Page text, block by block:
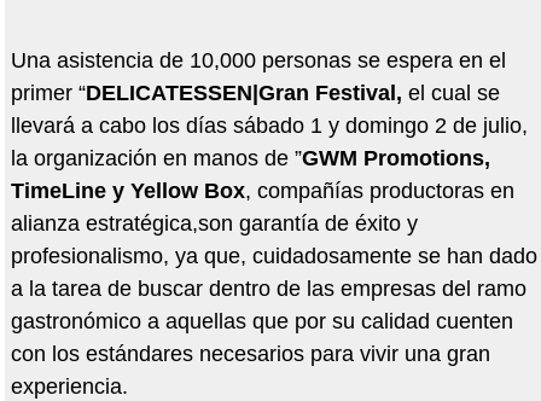
Una asistencia de 10,000 personas se espera en el
primer “DELICATESSEN|Gran Festival, el cual se
llevará a cabo los días sábado 1 y domingo 2 de julio,
la organización en manos de ”GWM Promotions,
TimeLine y Yellow Box, compañías productoras en
alianza estratégica,son garantía de éxito y
profesionalismo, ya que, cuidadosamente se han dado
a la tarea de buscar dentro de las empresas del ramo
gastronómico a aquellas que por su calidad cuenten
con los estándares necesarios para vivir una gran
experiencia.